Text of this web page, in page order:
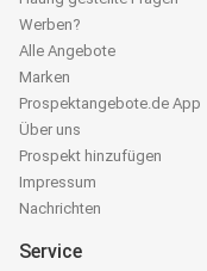
Werben?
Alle Angebote
Marken
Prospektangebote.de App
Über uns
Prospekt hinzufügen
Impressum
Nachrichten
Service